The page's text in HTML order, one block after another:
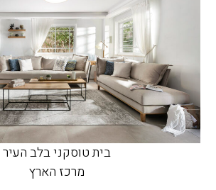
בית טוסקני בלב העיר
מרכז הארץ